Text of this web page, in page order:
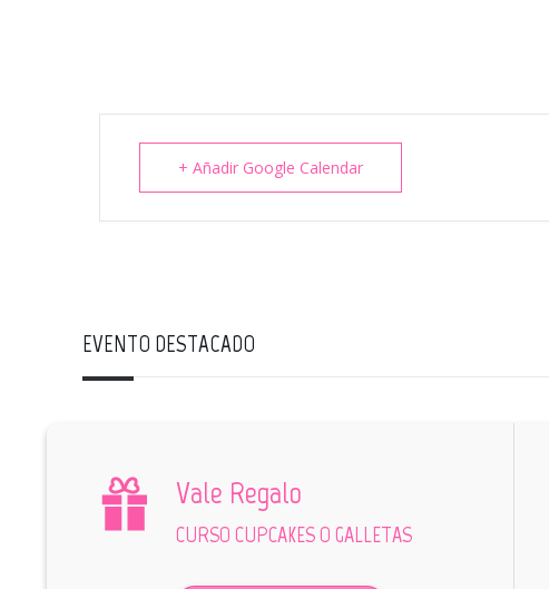
+ Añadir Google Calendar
EVENTO DESTACADO
Vale Regalo
CURSO CUPCAKES O GALLETAS